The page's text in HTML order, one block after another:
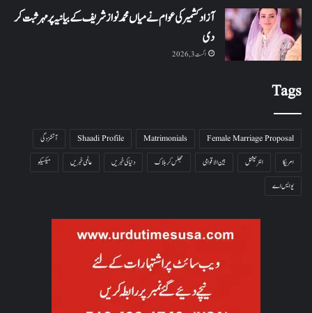
آزاد کشمیر کی عوام نے میاں محمد نواز شریف کے بیانیہ پر مہر ثبت کر
دی
اگست 3, 2026
Tags
Female Marriage Proposal
Matrimonials
Shaadi Profile
آتشزدگی
امریکا
انٹرنیشنل بین الاقوامی جھلس کر ہلاک دنیا کی خبریں عالمی خبریں
میکسیکو
یو ایس اے